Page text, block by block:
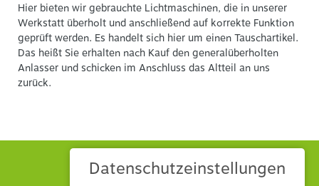
Hier bieten wir gebrauchte Lichtmaschinen, die in unserer
Werkstatt überholt und anschließend auf korrekte Funktion
geprüft werden. Es handelt sich hier um einen Tauschartikel.
Das heißt Sie erhalten nach Kauf den generalüberholten
Anlasser und schicken im Anschluss das Altteil an uns
zurück.
Datenschutzeinstellungen